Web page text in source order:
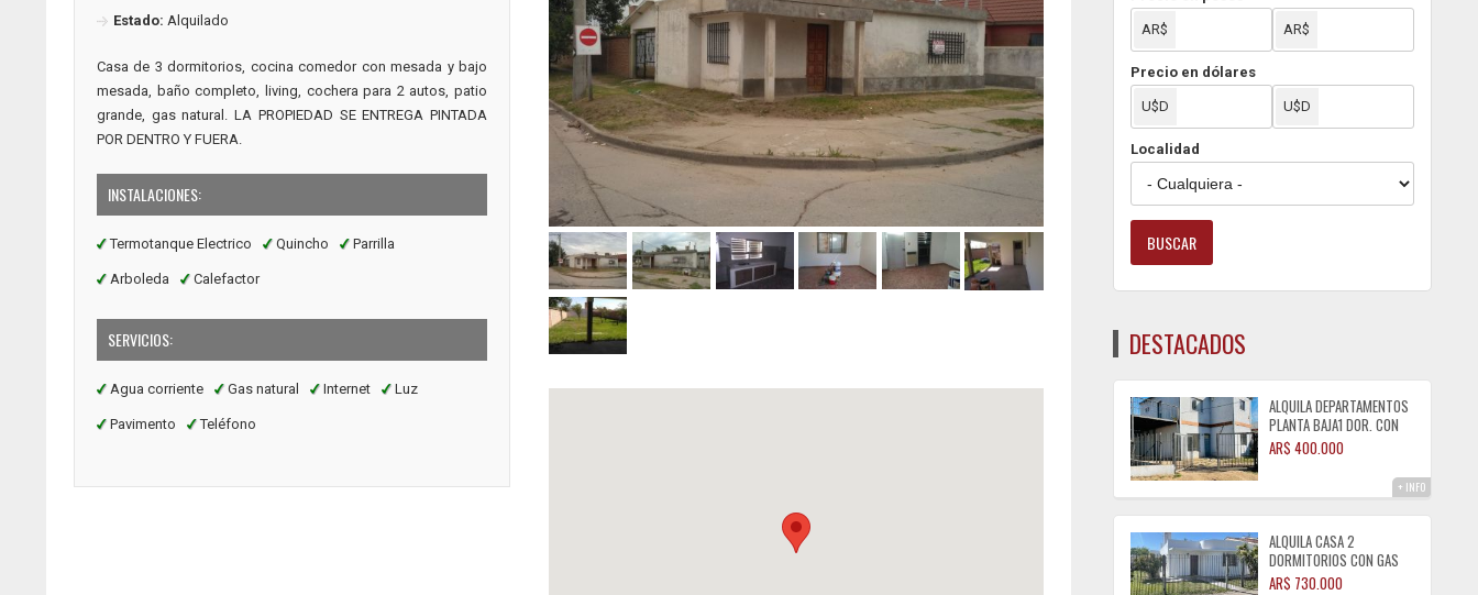
Estado: Alquilado
Casa de 3 dormitorios, cocina comedor con mesada y bajo
mesada, baño completo, living, cochera para 2 autos, patio
grande, gas natural. LA PROPIEDAD SE ENTREGA PINTADA
POR DENTRO Y FUERA.
INSTALACIONES:
Termotanque Electrico Quincho Parrilla
Arboleda Calefactor
SERVICIOS:
Agua corriente Gas natural Internet Luz
Pavimento Teléfono
Precio en dólares
Localidad
DESTACADOS
ALQUILA DEPARTAMENTOS
PLANTA BAJA1 DOR. CON
COCHERA Bº PINARES
AR$ 400.000
+ INFO
ALQUILA CASA 2
DORMITORIOS CON GAS
NATURAL ZONA CENTRO
AR$ 730.000